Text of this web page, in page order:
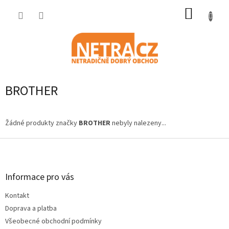
BROTHER
Žádné produkty značky BROTHERnebyly nalezeny...
Z
Informace pro vás
Kontakt
Doprava a platba
Všeobecné obchodní podmínky